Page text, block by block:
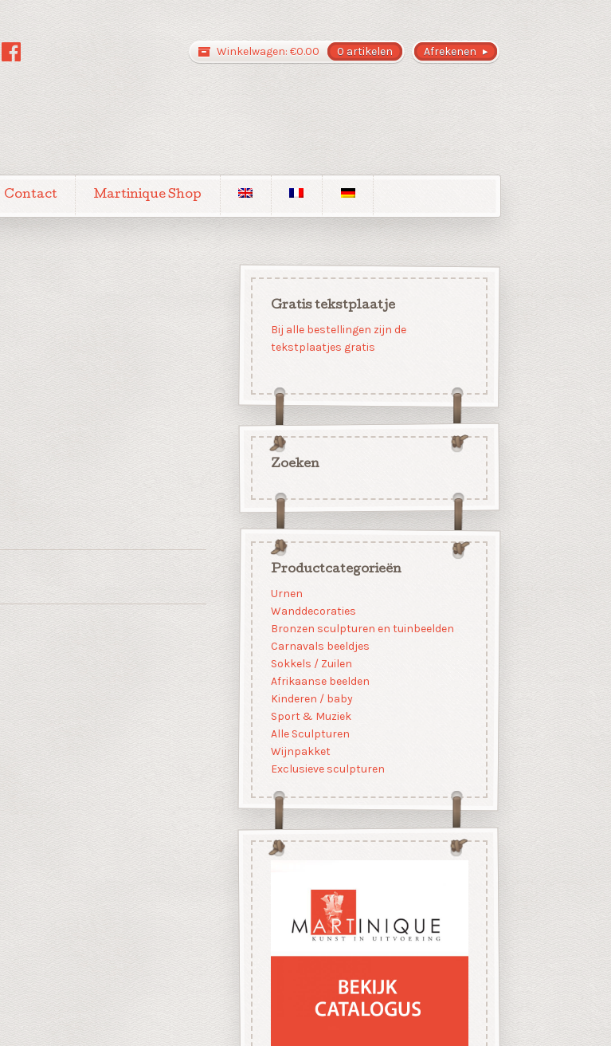
Afrekenen
Winkelwagen: €0.00 0 artikelen
Contact Martinique Shop
Gratis tekstplaatje
Bij alle bestellingen zijn de
tekstplaatjes gratis
Zoeken
Productcategorieën
Urnen
Wanddecoraties
Bronzen sculpturen en tuinbeelden
Carnavals beeldjes
Sokkels / Zuilen
Afrikaanse beelden
Kinderen / baby
Sport & Muziek
Alle Sculpturen
Wijnpakket
Exclusieve sculpturen